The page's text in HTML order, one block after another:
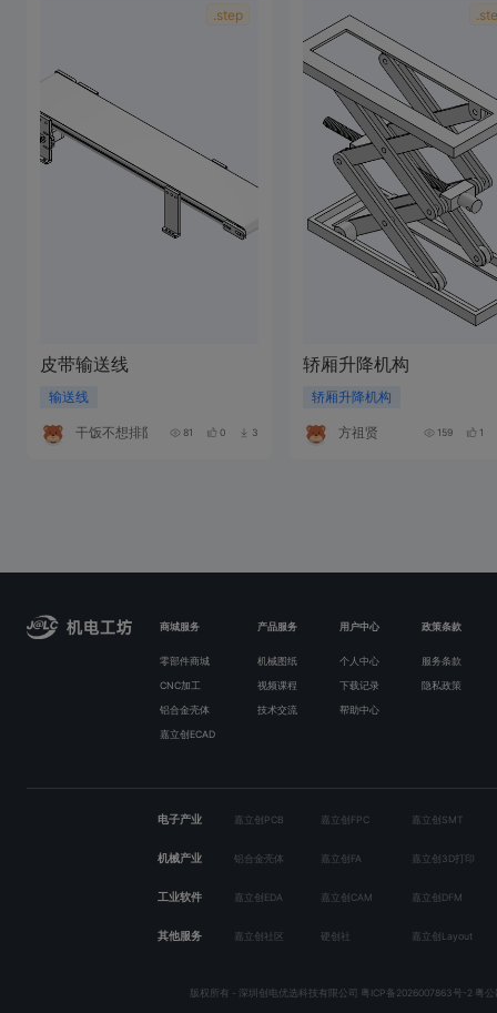
.step
皮带输送线
输送线
干饭不想排队 81 0 3
轿厢升降机构
轿厢升降机构
方祖贤 159 1
商城服务 产品服务 用户中心 政策条款
零部件商城 机械图纸 个人中心 服务条款
CNC加工 视频课程 下载记录 隐私政策
铝合金壳体 技术交流 帮助中心
嘉立创ECAD
电子产业 嘉立创PCB 嘉立创FPC 嘉立创SMT
机械产业 铝合金壳体 嘉立创FA 嘉立创3D打印
工业软件 嘉立创EDA 嘉立创CAM 嘉立创DFM
其他服务 嘉立创社区 硬创社 嘉立创Layout
版权所有 - 深圳创电优选科技有限公司 粤ICP备2026007863号-2 粤